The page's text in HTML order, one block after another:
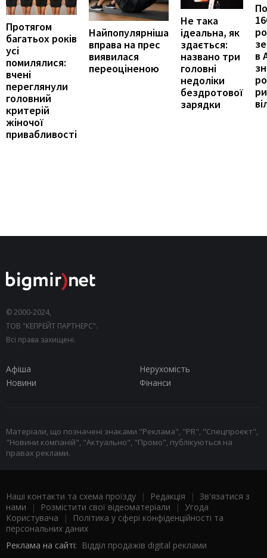
Протягом
багатьох років
усі
помилялися:
вчені
переглянули
головний
критерій
жіночої
привабливості
Найпопулярніша
вправа на прес
виявилася
переоціненою
Не така
ідеальна, як
здається:
названо три
головні
недоліки
бездротової
зарядки
в
© 2000-2024,
ТОВ "КЕПРЕЙТ ПАРТНЕРС".
Всі права захищені.
Афіша
Нерухомість
Новини
Фінанси
Матеріали, що позначені знаками "Реклама", "PR", "Спецпроект",
"Новини компаній", "Актуально", "Промо", публікуються на
правах реклами.
Наші контакти та схема проїзду | Редакція | Зв'язатися з
нами | Розмістити свої відеоматеріали | Угода
Користувача |
Політика у сфері конфіденційності та
персональних даних
Реклама на сайті: Відділ продажів digital реклами